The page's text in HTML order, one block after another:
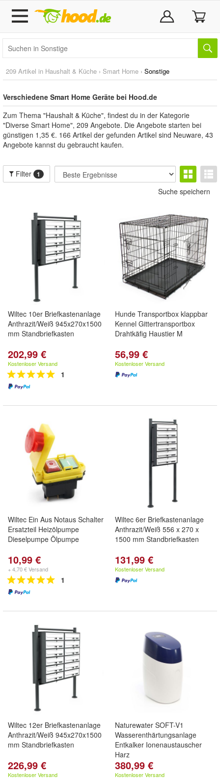
209 Artikel in Haushalt & Küche › Smart Home › Sonstige
Verschiedene Smart Home Geräte bei Hood.de
Zum Thema "Haushalt & Küche", findest du in der Kategorie
"Diverse Smart Home", 209 Angebote. Die Angebote starten bei
günstigen 1,35 €. 166 Artikel der gefunden Artikel sind Neuware, 43
Angebote kannst du gebraucht kaufen.
Filter 1
Suche speichern
Wiltec 10er Briefkastenanlage
Anthrazit/Weiß 945x270x1500
mm Standbriefkasten
202,99 €
Kostenloser Versand
1
Hunde Transportbox klappbar
Kennel Gittertransportbox
Drahtkäfig Haustier M
56,99 €
Kostenloser Versand
Wiltec Ein Aus Notaus Schalter
Ersatzteil Heizölpumpe
Dieselpumpe Ölpumpe
10,99 €
+ 4,70 € Versand
1
Wiltec 6er Briefkastenanlage
Anthrazit/Weiß 556 x 270 x
1500 mm Standbriefkasten
131,99 €
Kostenloser Versand
Wiltec 12er Briefkastenanlage
Anthrazit/Weiß 945x270x1500
mm Standbriefkasten
226,99 €
Kostenloser Versand
Naturewater SOFT-V1
Wasserenthärtungsanlage
Entkalker Ionenaustauscher
Harz
380,99 €
Kostenloser Versand